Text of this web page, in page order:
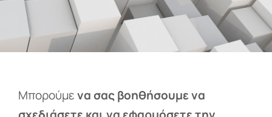
Μπορούμενα σας βοηθήσουμε να